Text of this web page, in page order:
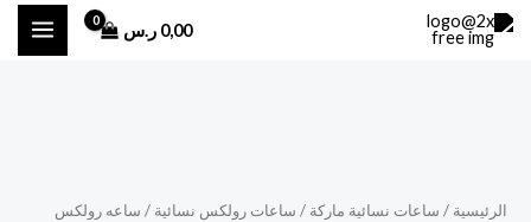
تخطي
0,00 ر.س
الرئيسية / ساعات نسائية ماركة / ساعات رولكس نسائية / ساعه رولكس
رولكس